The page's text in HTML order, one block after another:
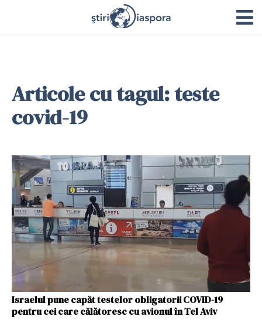
Articole cu tagul: teste
covid-19
Israelul pune capăt testelor obligatorii COVID-19
pentru cei care călătoresc cu avionul în Tel Aviv